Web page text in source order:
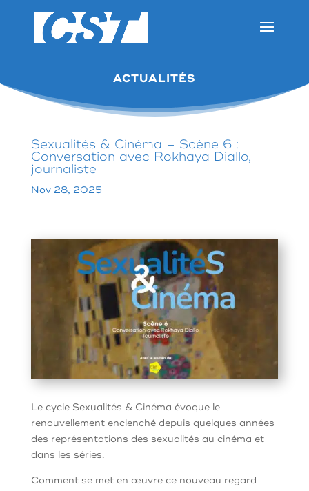
ACTUALITÉS
Sexualités & Cinéma – Scène 6 :
Conversation avec Rokhaya Diallo,
journaliste
Nov 28, 2025
Le cycle Sexualités & Cinéma évoque le
renouvellement enclenché depuis quelques années
des représentations des sexualités au cinéma et
dans les séries.
Comment se met en œuvre ce nouveau regard